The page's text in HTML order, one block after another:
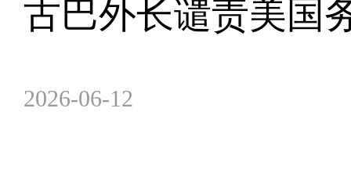
古巴外长谴责美国
2026-06-12